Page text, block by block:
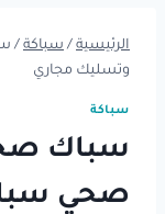
الرئيسية / سباكة /
وتسليك مجاري
سباكة
سباك
صحي